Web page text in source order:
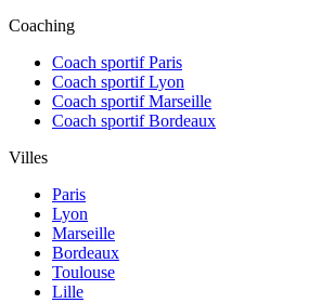
Coaching
Coach sportif Paris
Coach sportif Lyon
Coach sportif Marseille
Coach sportif Bordeaux
Villes
Paris
Lyon
Marseille
Bordeaux
Toulouse
Lille